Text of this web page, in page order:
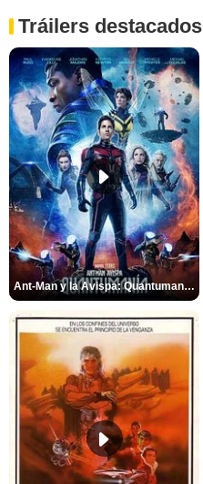
Tráilers destacados
Ant-Man y la Avispa: Quantumanía Tráiler (2)